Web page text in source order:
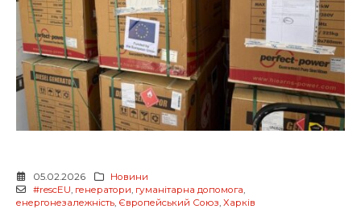
05.02.2026
Новини
#rescEU генератори гуманітарна допомога
енергонезалежність Європейський Союз Харків